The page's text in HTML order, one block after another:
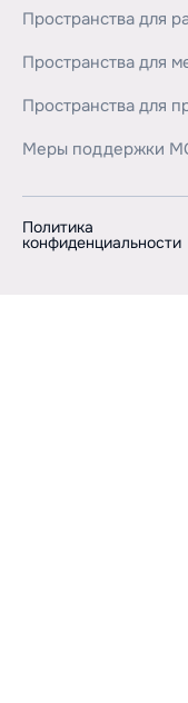
Пространства для
Пространства для
Пространства для
Меры поддержки
Политика
конфиденциальности